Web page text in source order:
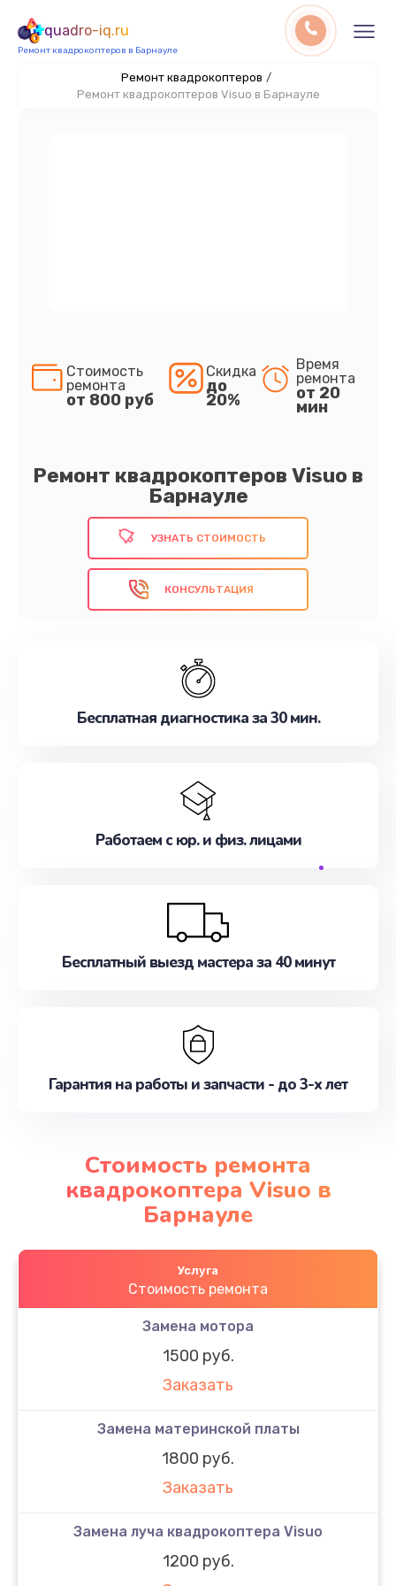
quadro-iq.ru
Ремонт квадрокоптеров в Барнауле
Ремонт квадрокоптеров /
Ремонт квадрокоптеров Visuo в Барнауле
Ремонт квадрокоптеров Visuo в
Барнауле
Стоимость
ремонта
от 800 руб
Скидка
до
20%
Время
ремонта
от 20
мин
УЗНАТЬ СТОИМОСТЬ
КОНСУЛЬТАЦИЯ
Бесплатная диагностика за 30 мин.
Работаем с юр. и физ. лицами
Бесплатный выезд мастера за 40 минут
Гарантия на работы и запчасти - до 3-х лет
Стоимость ремонта
квадрокоптера Visuo в
Барнауле
Услуга
Стоимость ремонта
Замена мотора
1500 руб.
Заказать
Замена материнской платы
1800 руб.
Заказать
Замена луча квадрокоптера Visuo
1200 руб.